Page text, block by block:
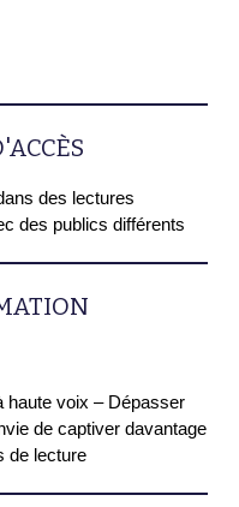
des lectures
des publics différents
haute voix – Dépasser
de captiver davantage
de lecture